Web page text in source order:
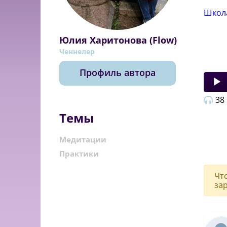
Юлия Харитонова (Flow)
Ченнелер
Профиль автора
Темы
Медитации
Практики
Audio
Player
38